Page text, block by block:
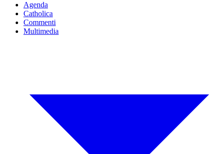
Agenda
Catholica
Commenti
Multimedia